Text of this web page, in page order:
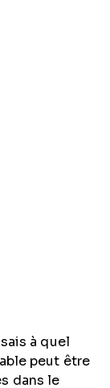
à quel
peut être
dans le